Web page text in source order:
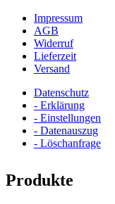
Impressum
AGB
Widerruf
Lieferzeit
Versand
Datenschutz
- Erklärung
- Einstellungen
- Datenauszug
- Löschanfrage
Produkte